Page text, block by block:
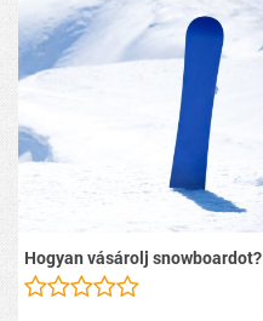
Hogyan vásárolj snowboardot?